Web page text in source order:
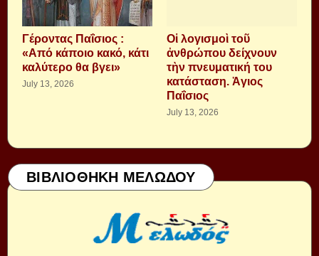
Γέροντας Παΐσιος :
«Από κάποιο κακό, κάτι
καλύτερο θα βγει»
July 13, 2026
Οἱ λογισμοὶ τοῦ
ἀνθρώπου δείχνουν
τὴν πνευματική του
κατάσταση. Ἁγιος
Παΐσιος
July 13, 2026
ΒΙΒΛΙΟΘΗΚΗ ΜΕΛΩΔΟΥ